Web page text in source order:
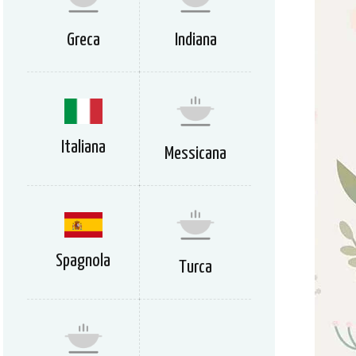
Greca Indiana
Italiana Messicana
Spagnola Turca